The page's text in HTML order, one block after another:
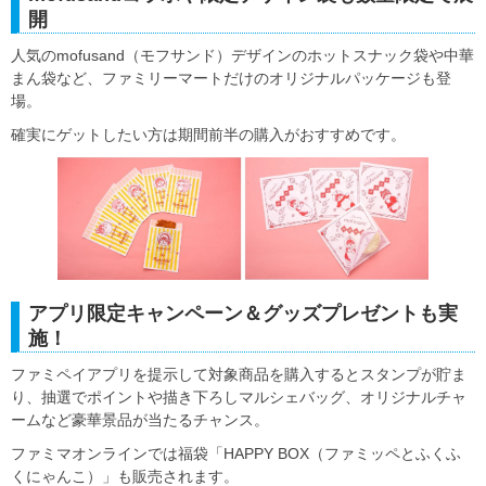
開
人気のmofusand（モフサンド）デザインのホットスナック袋や中華
まん袋など、ファミリーマートだけのオリジナルパッケージも登
場。
確実にゲットしたい方は期間前半の購入がおすすめです。
アプリ限定キャンペーン＆グッズプレゼントも実
施！
ファミペイアプリを提示して対象商品を購入するとスタンプが貯ま
り、抽選でポイントや描き下ろしマルシェバッグ、オリジナルチャ
ームなど豪華景品が当たるチャンス。
ファミマオンラインでは福袋「HAPPY BOX（ファミッペとふくふ
くにゃんこ）」も販売されます。